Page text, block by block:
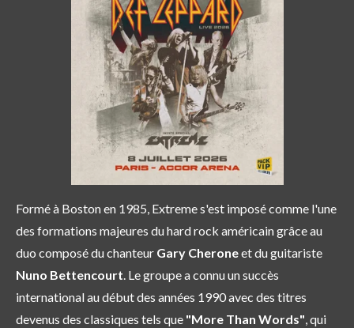
Formé à Boston en 1985, Extreme s'est imposé comme l'une
des formations majeures du hard rock américain grâce au
duo composé du chanteur Gary Cheroneet du guitariste
Nuno Bettencourt. Le groupe a connu un succès
international au début des années 1990 avec des titres
devenus des classiques tels que "More Than Words", qui